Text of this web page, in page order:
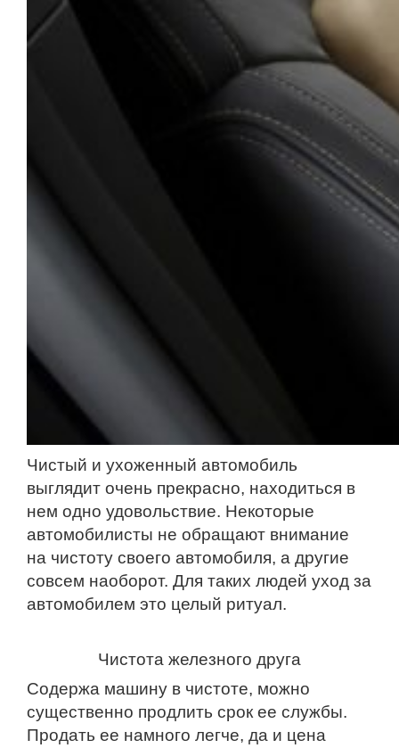
Чистый и ухоженный автомобиль
выглядит очень прекрасно, находиться в
нем одно удовольствие. Некоторые
автомобилисты не обращают внимание
на чистоту своего автомобиля, а другие
совсем наоборот. Для таких людей уход за
автомобилем это целый ритуал.
Чистота железного друга
Содержа машину в чистоте, можно
существенно продлить срок ее службы.
Продать ее намного легче, да и цена